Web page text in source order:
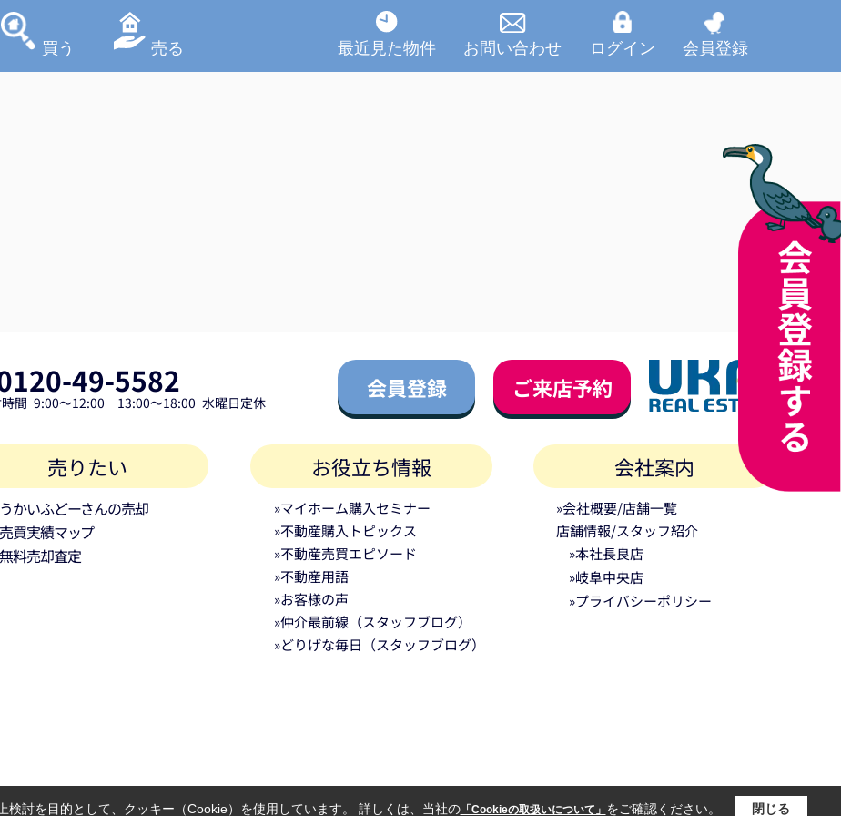
買う 売る 最近見た物件 お問い合わせ ログイン 会員登録
49-5582
時間 9:00～12:00 13:00～18:00 水曜日定休
会員登録 ご来店予約
売りたい
かいふどーさんの売却
買実績マップ
料売却査定
お役立ち情報
»マイホーム購入セミナー
»不動産購入トピックス
»不動産売買エピソード
»不動産用語
»お客様の声
»仲介最前線（スタッフブログ）
»どりげな毎日（スタッフブログ）
会社案内
»会社概要/店舗一覧
店舗情報/スタッフ紹介
»本社長良店
»岐阜中央店
»プライバシーポリシー
討を目的として、クッキー（Cookie）を使用しています。 詳しくは、当社の「Cookieの取扱いについて」 をご確認ください。 閉じる